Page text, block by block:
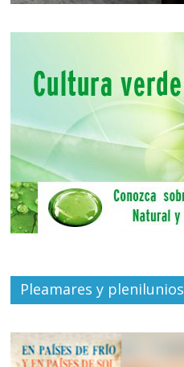
Pleamares y plenilunios